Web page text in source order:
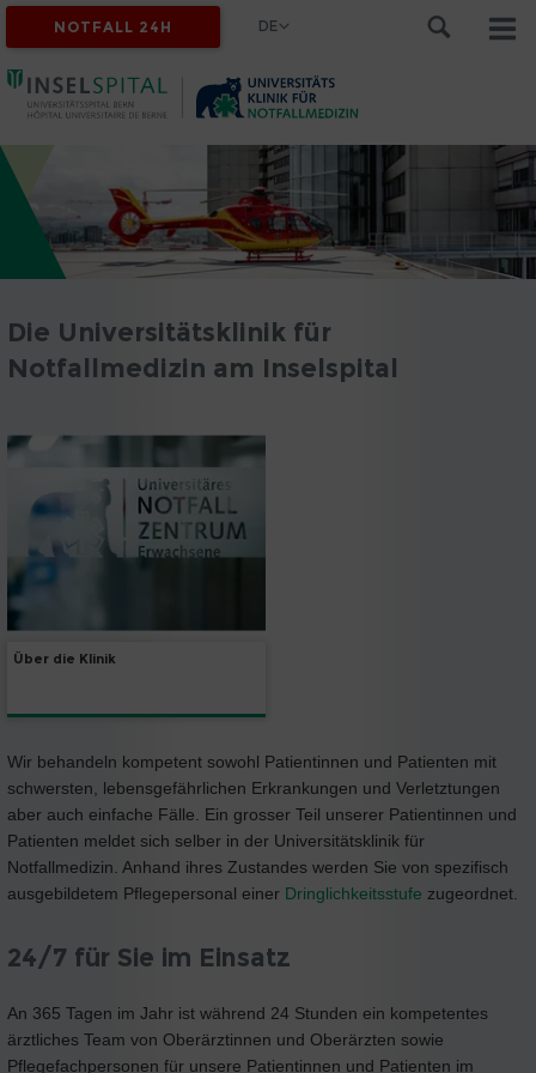
NOTFALL 24H DE
Die Universitätsklinik für
Notfallmedizin am Inselspital
Über die Klinik
Wir behandeln kompetent sowohl Patientinnen und Patienten mit
schwersten, lebensgefährlichen Erkrankungen und Verletztungen
aber auch einfache Fälle. Ein grosser Teil unserer Patientinnen und
Patienten meldet sich selber in der Universitätsklinik für
Notfallmedizin. Anhand ihres Zustandes werden Sie von spezifisch
ausgebildetem Pflegepersonal einer Dringlichkeitsstufe zugeordnet.
24/7 für Sie im Einsatz
An 365 Tagen im Jahr ist während 24 Stunden ein kompetentes
ärztliches Team von Oberärztinnen und Oberärzten sowie
Pflegefachpersonen für unsere Patientinnen und Patienten im